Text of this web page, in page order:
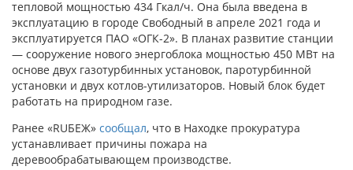
тепловой мощностью 434 Гкал/ч. Она была введена в
эксплуатацию в городе Свободный в апреле 2021 года и
эксплуатируется ПАО «ОГК-2». В планах развитие станции
— сооружение нового энергоблока мощностью 450 МВт на
основе двух газотурбинных установок, паротурбинной
установки и двух котлов-утилизаторов. Новый блок будет
работать на природном газе.
Ранее «RUБЕЖ» сообщал, что в Находке прокуратура
устанавливает причины пожара на
деревообрабатывающем производстве.